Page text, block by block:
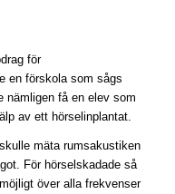
för
en förskola som sågs
nämligen få en elev som
av ett hörselinplantat.
mäta rumsakustiken
För hörselskadade så
över alla frekvenser